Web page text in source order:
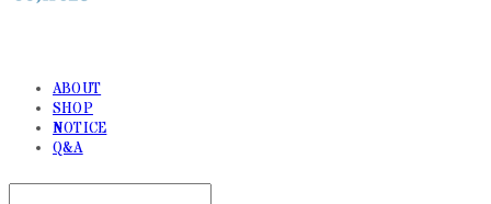
ABOUT
SHOP
NOTICE
Q&A